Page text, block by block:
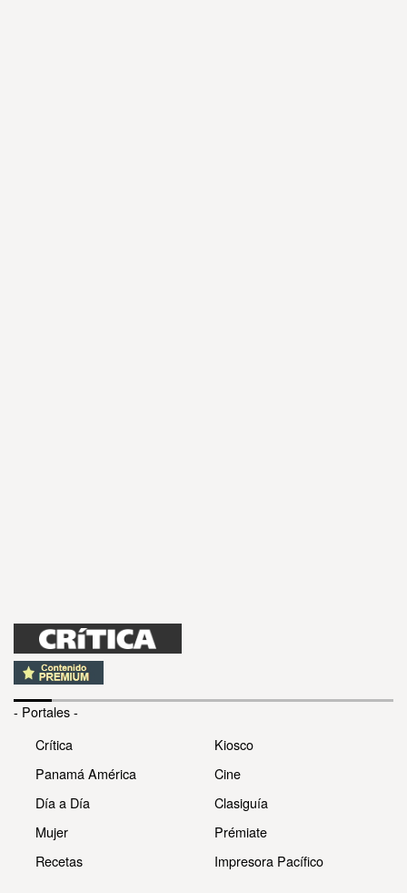
- Portales -
Crítica
Panamá América
Día a Día
Mujer
Recetas
Kiosco
Cine
Clasiguía
Prémiate
Impresora Pacífico